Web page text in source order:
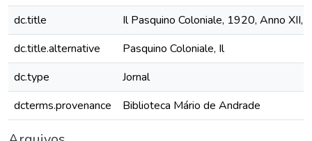
dc.title
Il Pasquino Coloniale, 1920, Anno XII,
dc.title.alternative
Pasquino Coloniale, Il
dc.type
Jornal
dcterms.provenance
Biblioteca Mário de Andrade